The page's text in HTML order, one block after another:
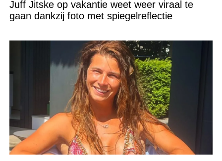
Juff Jitske op vakantie weet weer viraal te
gaan dankzij foto met spiegelreflectie